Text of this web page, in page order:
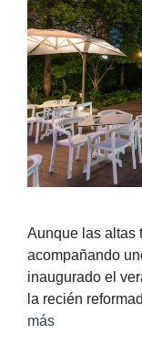
Aunque las altas
acompañando
inaugurado el
la recién
más